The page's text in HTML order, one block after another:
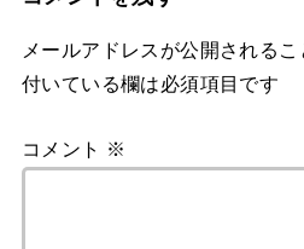
メールアドレスが公開されるこ
付いている欄は必須項目です
コメント ※